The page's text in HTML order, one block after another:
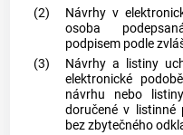
(2)
Návrhy v
osoba
podpisempodle
(3)
Návrhy a listiny
elektronické
návrhu nebo
doručené v listinné
bez zbytečného